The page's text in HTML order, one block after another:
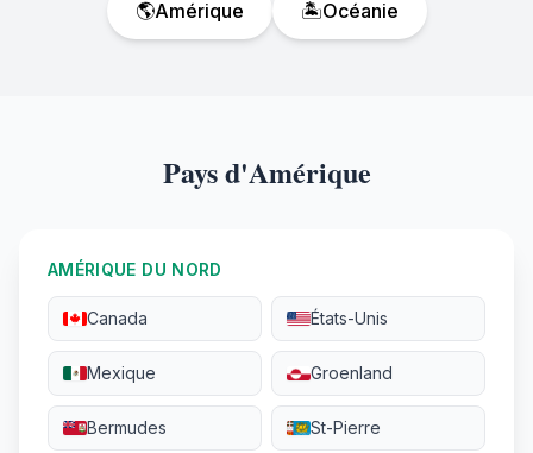
🌎Amérique 🏝️Océanie
Pays d'Amérique
AMÉRIQUE DU NORD
Canada États-Unis
Mexique Groenland
Bermudes St-Pierre